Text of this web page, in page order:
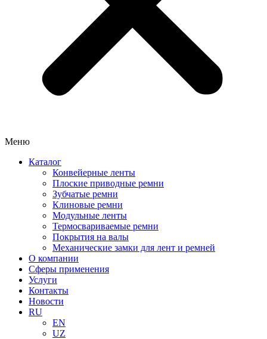
Меню
Каталог
Конвейерные ленты
Плоские приводные ремни
Зубчатые ремни
Клиновые ремни
Модульные ленты
Термосвариваемые ремни
Покрытия на валы
Механические замки для лент и ремней
О компании
Сферы применения
Услуги
Контакты
Новости
RU
EN
UZ